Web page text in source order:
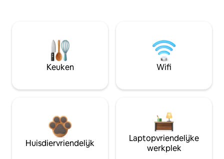
Keuken Wifi
Huisdiervriendelijk
Laptopvriendelijke
werkplek